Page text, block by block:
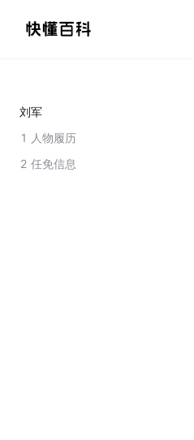
刘军
1 人物履历
2 任免信息